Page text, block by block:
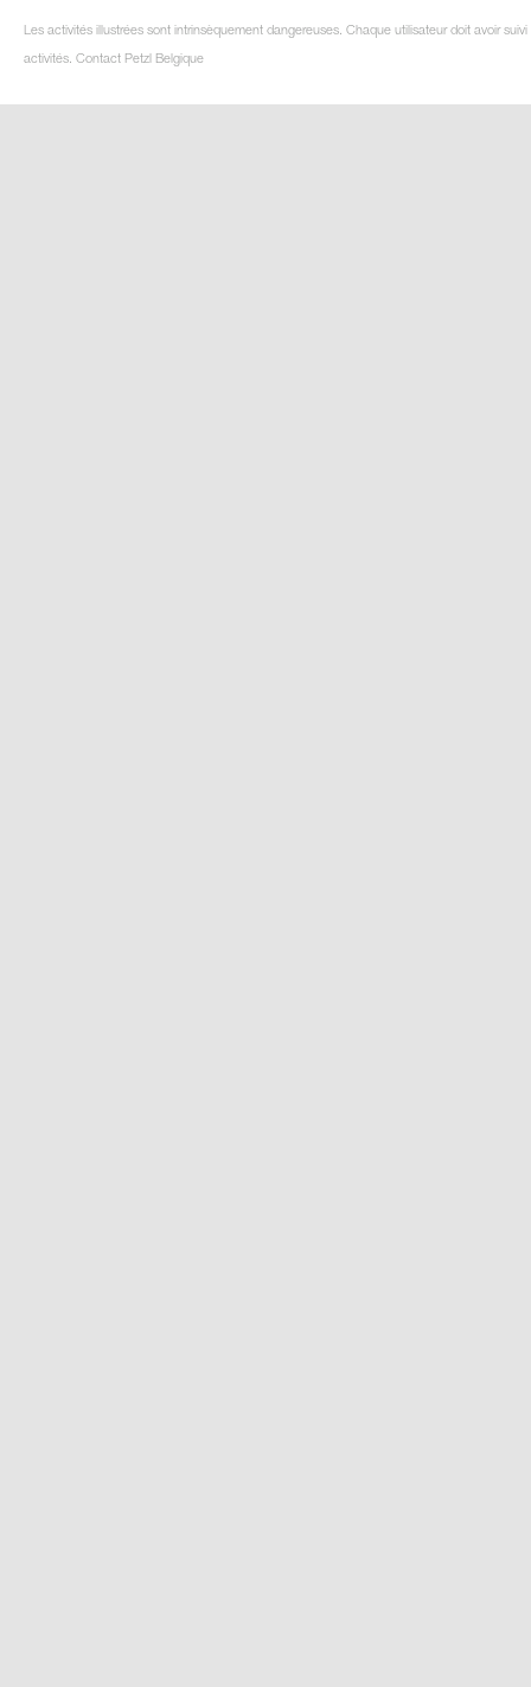
Les activités illustrées sont intrinsèquement dangereuses. Chaque utilisateur doit avoir
activités. Contact Petzl Belgique